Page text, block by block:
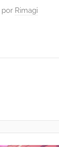
por Rimagi